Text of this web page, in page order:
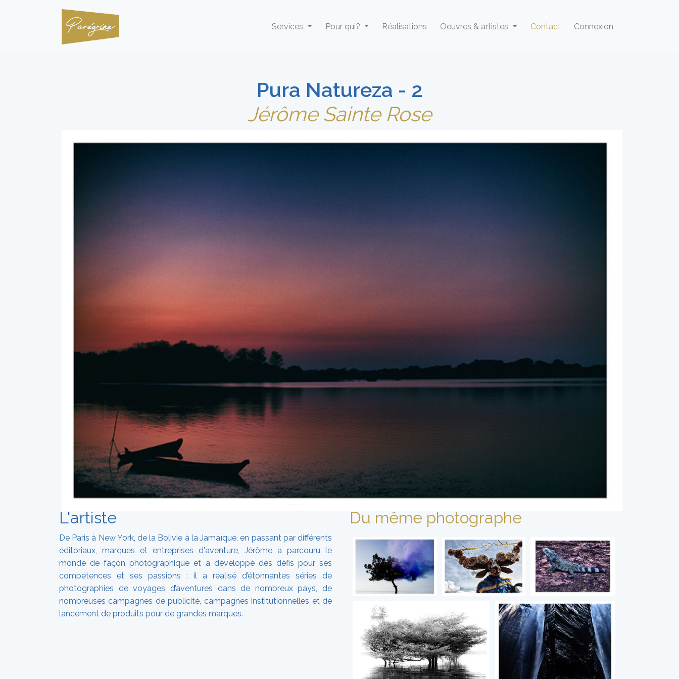
Services Pour qui? Réalisations Oeuvres & artistes Contact Connexion
Pura Natureza - 2
Jérôme Sainte Rose
L'artiste
De Paris à New York, de la Bolivie à la Jamaïque, en passant par différents
éditoriaux, marques et entreprises d'aventure, Jérôme a parcouru le
monde de façon photographique et a développé des défis pour ses
compétences et ses passions : il a réalisé d’étonnantes séries de
photographies de voyages d’aventures dans de nombreux pays, de
nombreuses campagnes de publicité, campagnes institutionnelles et de
lancement de produits pour de grandes marques.
Du même photographe